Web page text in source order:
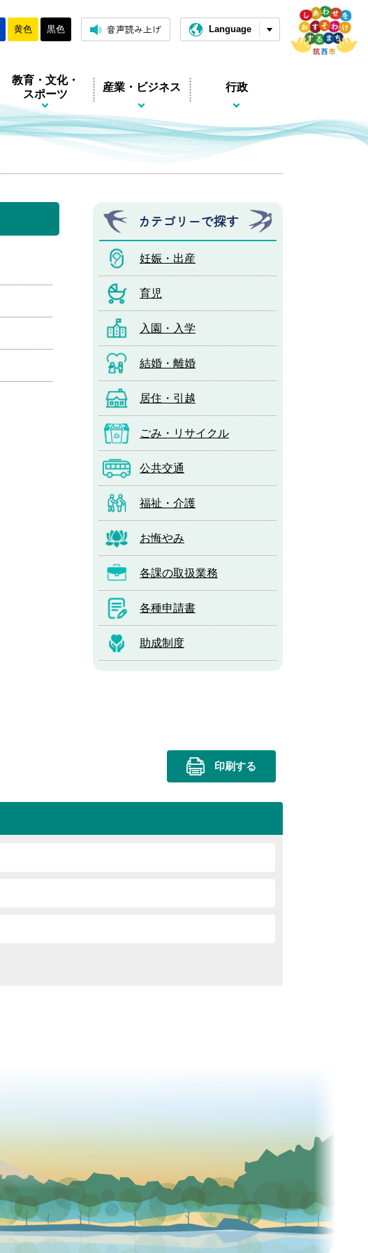
黄色 黒色 音声読み上げ Language
教育・文化・
スポーツ
産業・ビジネス 行政
印刷する
カテゴリーで探す
妊娠・出産
育児
入園・入学
結婚・離婚
居住・引越
ごみ・リサイクル
公共交通
福祉・介護
お悔やみ
各課の取扱業務
各種申請書
助成制度